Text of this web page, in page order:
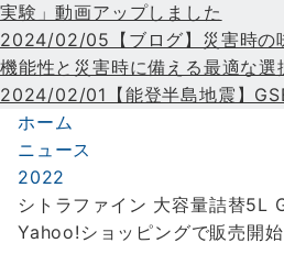
実験」動画アップしました
2024/02/05【ブログ】災害時の
機能性と災害時に備える最適な選
2024/02/01【能登半島地震】
ホーム
ニュース
2022
シトラファイン 大容量詰替5L
Yahoo!ショッピングで販売開始